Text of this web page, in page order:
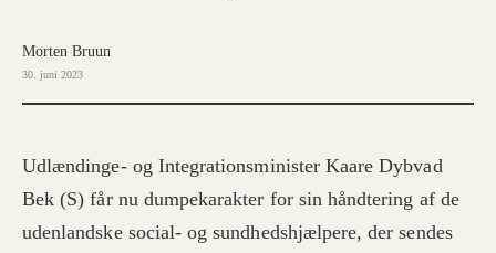
Morten Bruun
30. juni 2023
Udlændinge- og Integrationsminister Kaare Dybvad
Bek (S) får nu dumpekarakter for sin håndtering af de
udenlandske social- og sundhedshjælpere, der sendes